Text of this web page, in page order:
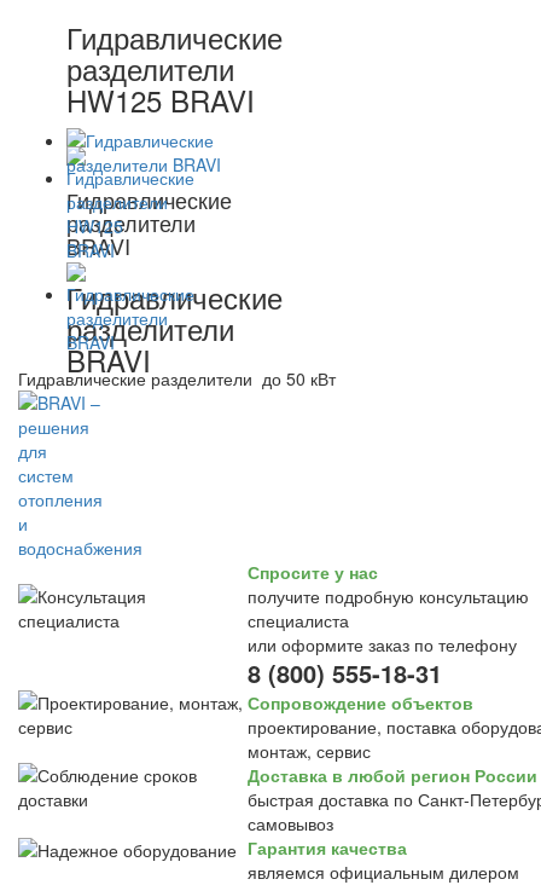
Гидравлические
разделители
HW125 BRAVI
Гидравлические
разделители
BRAVI
Гидравлические
разделители
BRAVI
Гидравлические разделители до 50 кВт
Спросите у нас
получите подробную консультацию
специалиста
или оформите заказ по телефону
8 (800) 555-18-31
Сопровождение объектов
проектирование, поставка
монтаж, сервис
Доставка в любой регион России
быстрая доставка по Санкт-
самовывоз
Гарантия качества
являемся официальным дилером